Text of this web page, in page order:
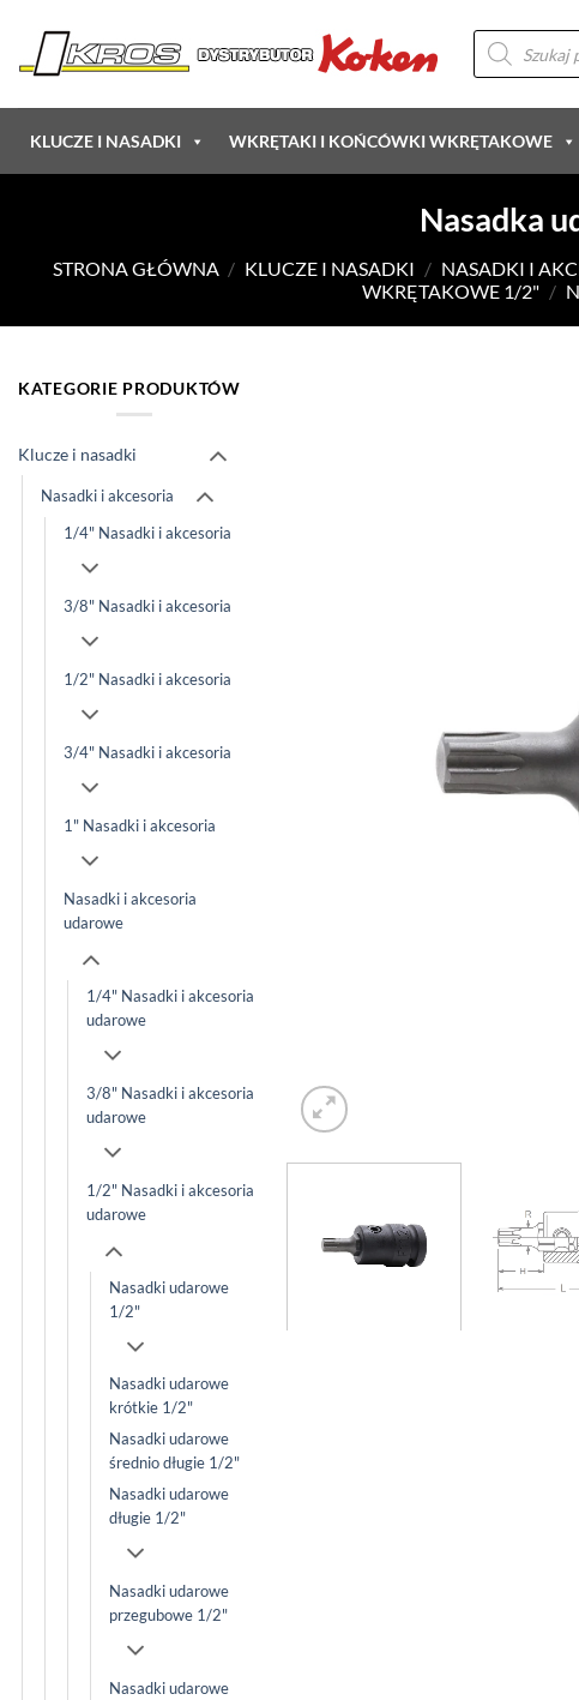
zawartości
Wyszukiwarka
produktów
KLUCZE I NASADKI WKRĘTAKI I KOŃCÓWKI WKRĘTAKOWE
Nasadka
STRONA GŁÓWNA / KLUCZE I NASADKI / NASADKI I
WKRĘTAKOWE 1/2" /
KATEGORIE PRODUKTÓW
Klucze i nasadki
Nasadki i akcesoria
1/4" Nasadki i akcesoria
3/8" Nasadki i akcesoria
1/2" Nasadki i akcesoria
3/4" Nasadki i akcesoria
1" Nasadki i akcesoria
Nasadki i akcesoria
udarowe
1/4" Nasadki i akcesoria
udarowe
3/8" Nasadki i akcesoria
udarowe
1/2" Nasadki i akcesoria
udarowe
Nasadki udarowe
1/2"
Nasadki udarowe
krótkie 1/2"
Nasadki udarowe
średnio długie 1/2"
Nasadki udarowe
długie 1/2"
Nasadki udarowe
przegubowe 1/2"
Nasadki udarowe